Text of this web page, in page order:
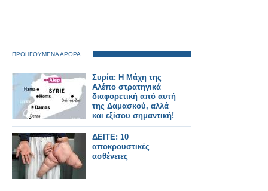
ΠΡΟΗΓΟΥΜΕΝΑ ΑΡΘΡΑ
Συρία: Η Μάχη της
Αλέπο στρατηγικά
διαφορετική από αυτή
της Δαμασκού, αλλά
και εξίσου σημαντική!
ΔΕΙΤΕ: 10
αποκρουστικές
ασθένειες